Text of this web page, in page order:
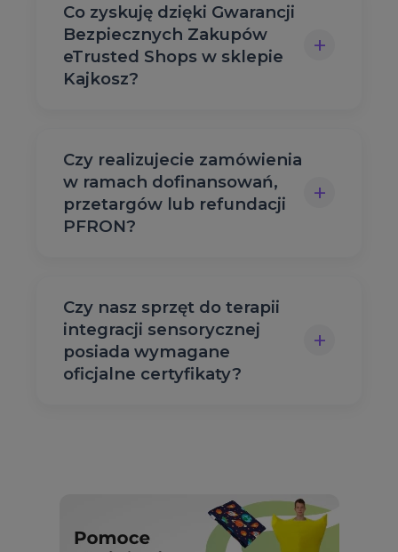
Co zyskuję dzięki Gwarancji
Bezpiecznych Zakupów
eTrusted Shops w sklepie
Kajkosz?
+
Czy realizujecie zamówienia
w ramach dofinansowań,
przetargów lub refundacji
PFRON?
+
Czy nasz sprzęt do terapii
integracji sensorycznej
posiada wymagane
oficjalne certyfikaty?
+